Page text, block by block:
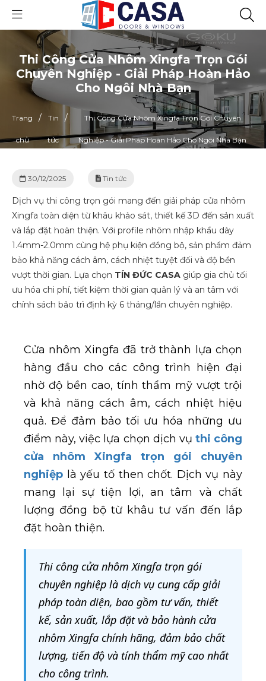
Thi Công Cửa Nhôm Xingfa Trọn Gói
Chuyên Nghiệp - Giải Pháp Hoàn Hảo
Cho Ngôi Nhà Bạn
Trang
chủ
/ Tin
tức
/ Thi Công Cửa Nhôm Xingfa Trọn Gói Chuyên
Nghiệp - Giải Pháp Hoàn Hảo Cho Ngôi Nhà Bạn
30/12/2025 Tin tức
Dịch vụ thi công trọn gói mang đến giải pháp cửa nhôm
Xingfa toàn diện từ khâu khảo sát, thiết kế 3D đến sản xuất
và lắp đặt hoàn thiện. Với profile nhôm nhập khẩu dày
1.4mm-2.0mm cùng hệ phụ kiện đồng bộ, sản phẩm đảm
bảo khả năng cách âm, cách nhiệt tuyệt đối và độ bền
vượt thời gian. Lựa chọn TÍN ĐỨC CASA giúp gia chủ tối
ưu hóa chi phí, tiết kiệm thời gian quản lý và an tâm với
chính sách bảo trì định kỳ 6 tháng/lần chuyên nghiệp.
Cửa nhôm Xingfa đã trở thành lựa chọn
hàng đầu cho các công trình hiện đại
nhờ độ bền cao, tính thẩm mỹ vượt trội
và khả năng cách âm, cách nhiệt hiệu
quả. Để đảm bảo tối ưu hóa những ưu
điểm này, việc lựa chọn dịch vụ thi công
cửa nhôm Xingfa trọn gói chuyên
nghiệp là yếu tố then chốt. Dịch vụ này
mang lại sự tiện lợi, an tâm và chất
lượng đồng bộ từ khâu tư vấn đến lắp
đặt hoàn thiện.
Thi công cửa nhôm Xingfa trọn gói
chuyên nghiệp là dịch vụ cung cấp giải
pháp toàn diện, bao gồm tư vấn, thiết
kế, sản xuất, lắp đặt và bảo hành cửa
nhôm Xingfa chính hãng, đảm bảo chất
lượng, tiến độ và tính thẩm mỹ cao nhất
cho công trình.